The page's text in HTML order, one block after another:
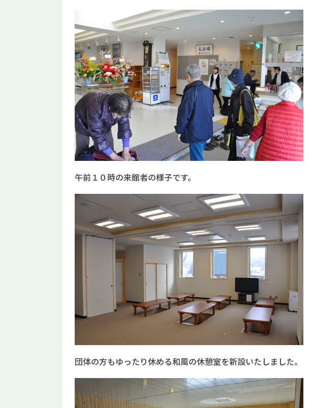
午前１０時の来館者の様子です。
団体の方もゆったり休める和風の休憩室を新設いたしました。